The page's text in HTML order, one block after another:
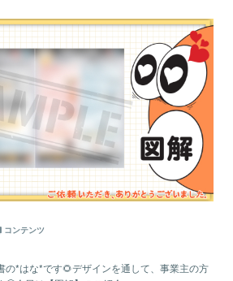
コンテンツ
の*はな*です🌻デザインを通して、事業主の方